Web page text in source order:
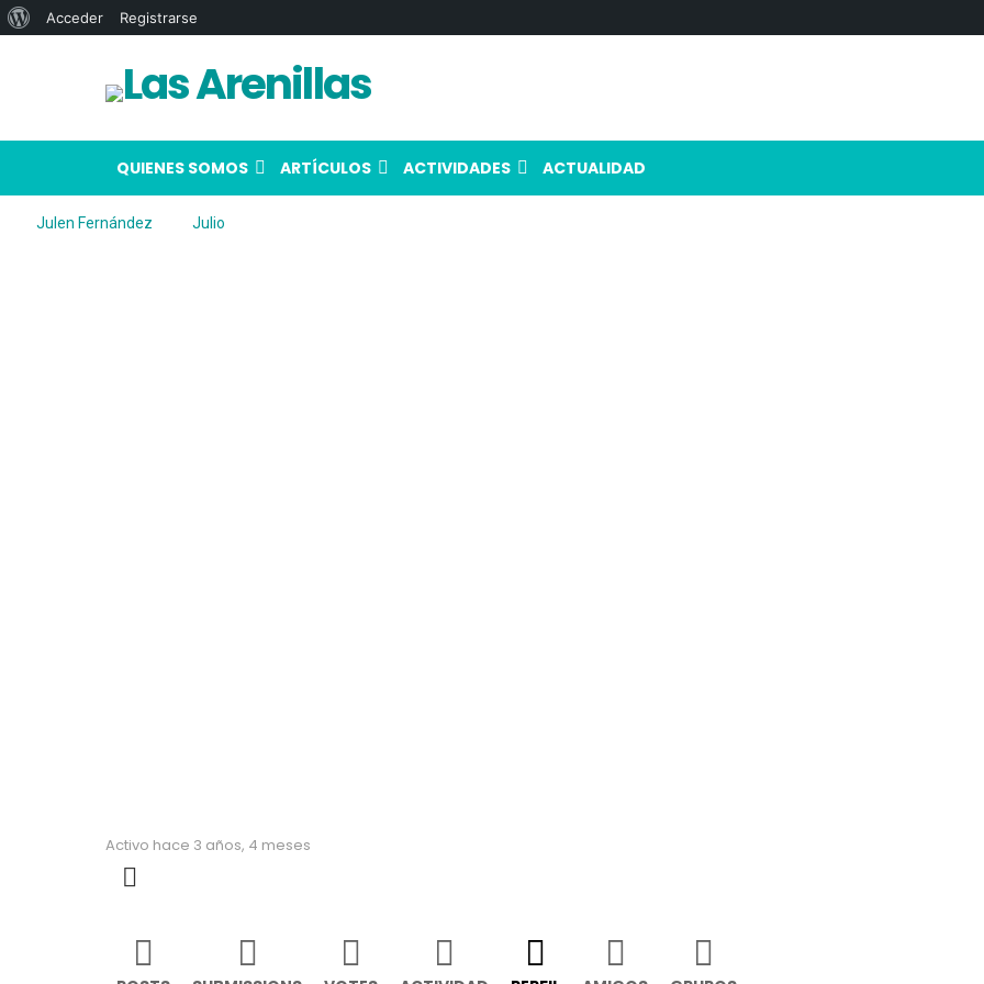
QUIENES SOMOS ARTÍCULOS ACTIVIDADES ACTUALIDAD
Julen Fernández Julio
Activo hace 3 años, 4 meses
Acerca
Acceder Registrarse